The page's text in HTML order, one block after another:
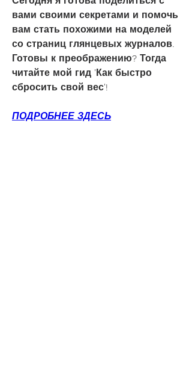
вами своими секретами и помочь
вам стать похожими на моделей
со страниц глянцевых журналов.
Готовы к преображению? Тогда
читайте мой гид 'Как быстро
сбросить свой вес'!
ПОДРОБНЕЕ ЗДЕСЬ